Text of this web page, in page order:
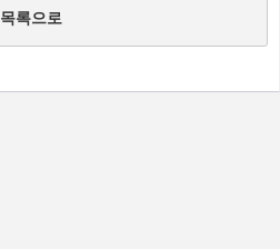
목록으로